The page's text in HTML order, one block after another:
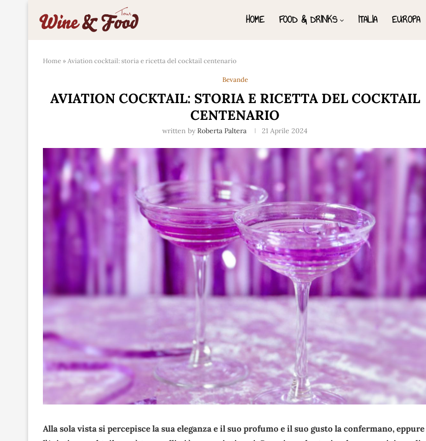
HOME FOOD & DRINKS ITALIA EUROPA
Home »Aviation cocktail: storia e ricetta del cocktail centenario
Bevande
AVIATION COCKTAIL: STORIA E RICETTA DEL COCKTAIL
CENTENARIO
written byRoberta Paltera 21 Aprile 2024
Alla sola vista si percepisce la sua eleganza e il suo profumo e il suo gusto la confermano, eppure